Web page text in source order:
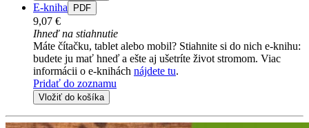
E-kniha PDF
9,07 €
Ihneď na stiahnutie
Máte čítačku, tablet alebo mobil? Stiahnite si do nich e-knihu:
budete ju mať hneď a ešte aj ušetríte život stromom. Viac
informácii o e-knihách nájdete tu.
Pridať do zoznamu
Vložiť do košíka